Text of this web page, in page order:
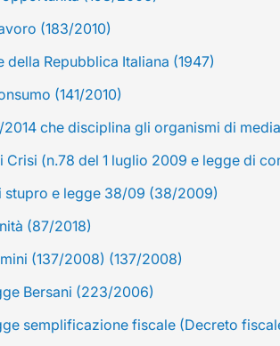
(183/2010)
della Repubblica Italiana (1947)
(141/2010)
che disciplina gli organismi di
Crisi (n.78 del 1 luglio 2009 e legge di
stupro e legge 38/09 (38/2009)
(87/2018)
(137/2008) (137/2008)
Bersani (223/2006)
semplificazione fiscale (Decreto